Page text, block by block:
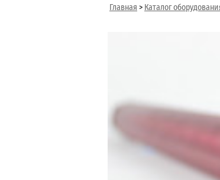
Главная > Каталог